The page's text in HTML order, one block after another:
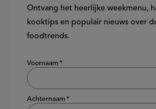
Ontvang het heerlijke weekmenu,
kooktips en populair nieuws over
foodtrends.
Show/hide
Voornaam
Achternaam